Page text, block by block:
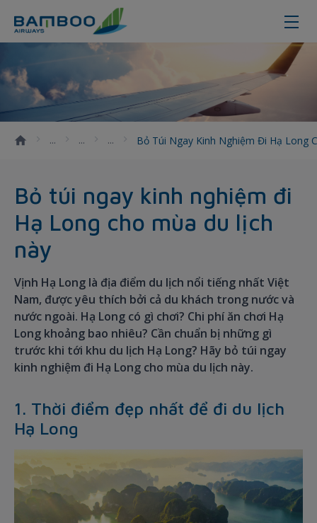
Bỏ túi ngay kinh nghiệm đi Hạ
Bỏ Túi Ngay Kinh Nghiệm Đi Hạ Long
Bỏ túi ngay kinh nghiệm đi
Hạ Long cho mùa du lịch
này
Vịnh Hạ Long là địa điểm du lịch nổi tiếng nhất Việt
Nam, được yêu thích bởi cả du khách trong nước và
nước ngoài. Hạ Long có gì chơi? Chi phí ăn chơi Hạ
Long khoảng bao nhiêu? Cần chuẩn bị những gì
trước khi tới khu du lịch Hạ Long? Hãy bỏ túi ngay
kinh nghiệm đi Hạ Long cho mùa du lịch này.
1. Thời điểm đẹp nhất để đi du lịch
Hạ Long